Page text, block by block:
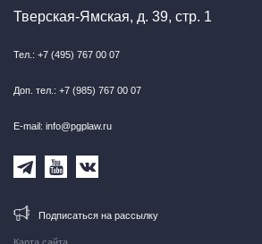
Тверская-Ямская, д. 39, стр. 1
Тел.: +7 (495) 767 00 07
Доп. тел.: +7 (985) 767 00 07
E-mail: info@pgplaw.ru
Подписаться на рассылку